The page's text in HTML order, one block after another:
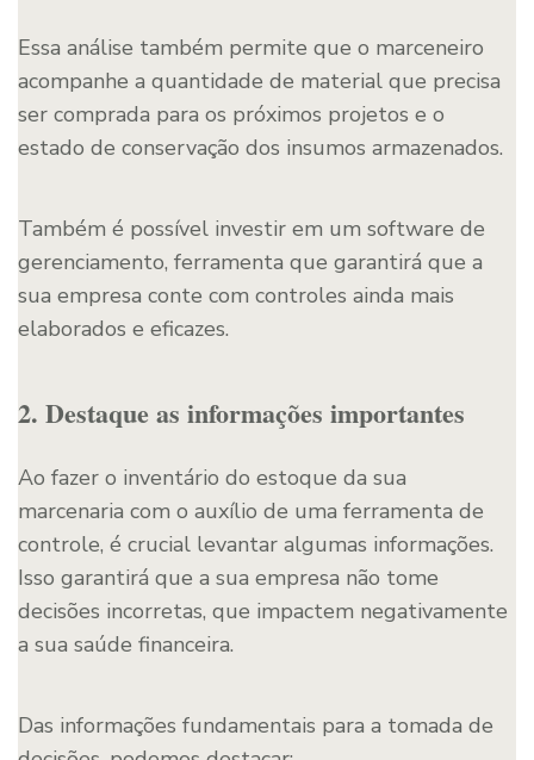
Essa análise também permite que o marceneiro
acompanhe a quantidade de material que precisa
ser comprada para os próximos projetos e o
estado de conservação dos insumos armazenados.
Também é possível investir em um software de
gerenciamento, ferramenta que garantirá que a
sua empresa conte com controles ainda mais
elaborados e eficazes.
2. Destaque as informações importantes
Ao fazer o inventário do estoque da sua
marcenaria com o auxílio de uma ferramenta de
controle, é crucial levantar algumas informações.
Isso garantirá que a sua empresa não tome
decisões incorretas, que impactem negativamente
a sua saúde financeira.
Das informações fundamentais para a tomada de